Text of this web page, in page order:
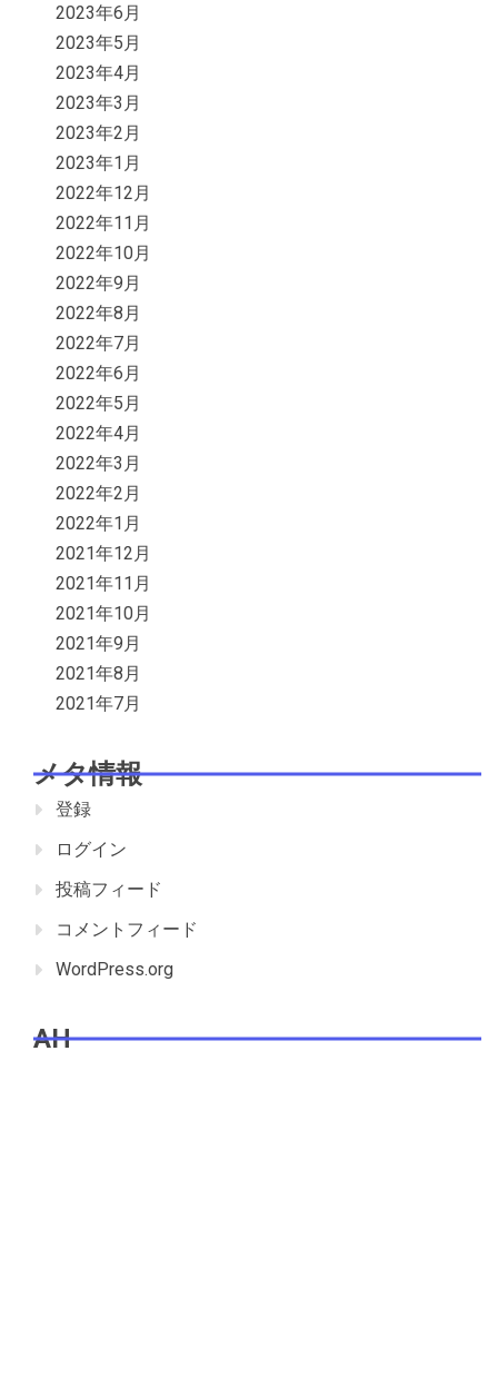
2023年6月
2023年5月
2023年4月
2023年3月
2023年2月
2023年1月
2022年12月
2022年11月
2022年10月
2022年9月
2022年8月
2022年7月
2022年6月
2022年5月
2022年4月
2022年3月
2022年2月
2022年1月
2021年12月
2021年11月
2021年10月
2021年9月
2021年8月
2021年7月
メタ情報
登録
ログイン
投稿フィード
コメントフィード
WordPress.org
AH